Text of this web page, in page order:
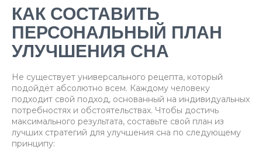
КАК СОСТАВИТЬ
ПЕРСОНАЛЬНЫЙ ПЛАН
УЛУЧШЕНИЯ СНА
Не существует универсального рецепта, который
подойдёт абсолютно всем. Каждому человеку
подходит свой подход, основанный на индивидуальных
потребностях и обстоятельствах. Чтобы достичь
максимального результата, составьте свой план из
лучших стратегий для улучшения сна по следующему
принципу: